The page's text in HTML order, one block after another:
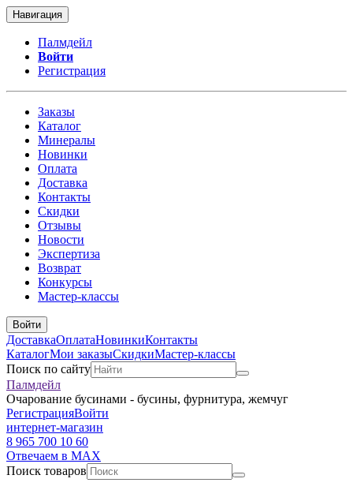
Навигация
Палмдейл
Войти
Регистрация
Заказы
Каталог
Минералы
Новинки
Оплата
Доставка
Контакты
Скидки
Отзывы
Новости
Экспертиза
Возврат
Конкурсы
Мастер-классы
Войти
ДоставкаОплатаНовинкиКонтакты
КаталогМои заказыСкидкиМастер-классы
Поиск по сайту
Палмдейл
Очарование бусинами - бусины, фурнитура, жемчуг
РегистрацияВойти
интернет-магазин
8 965 700 10 60
Отвечаем в MAX
Поиск товаров